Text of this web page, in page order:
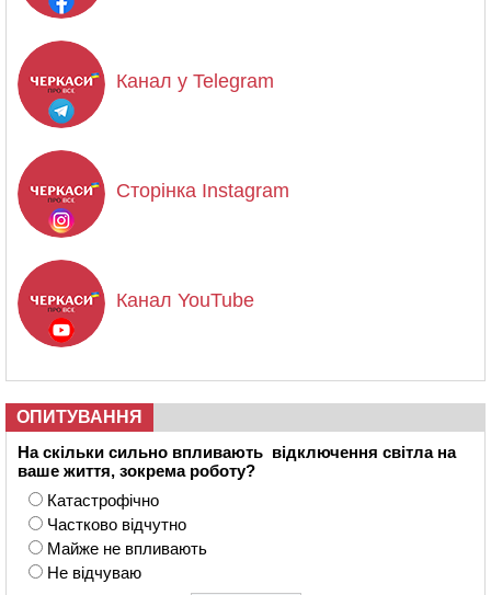
Канал у Telegram
Сторінка Instagram
Канал YouTube
ОПИТУВАННЯ
На скільки сильно впливають відключення світла на
ваше життя, зокрема роботу?
Катастрофічно
Частково відчутно
Майже не впливають
Не відчуваю